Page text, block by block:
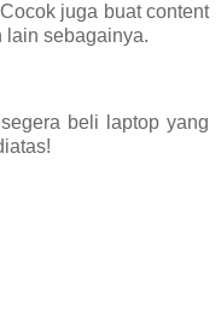
juga buat content
lain sebagainya.
beli laptop yang